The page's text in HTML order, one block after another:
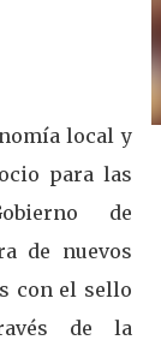
local y
para las
de
de nuevos
con el sello
de la